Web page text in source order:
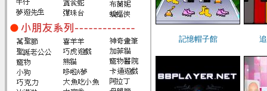
記憶帽子館